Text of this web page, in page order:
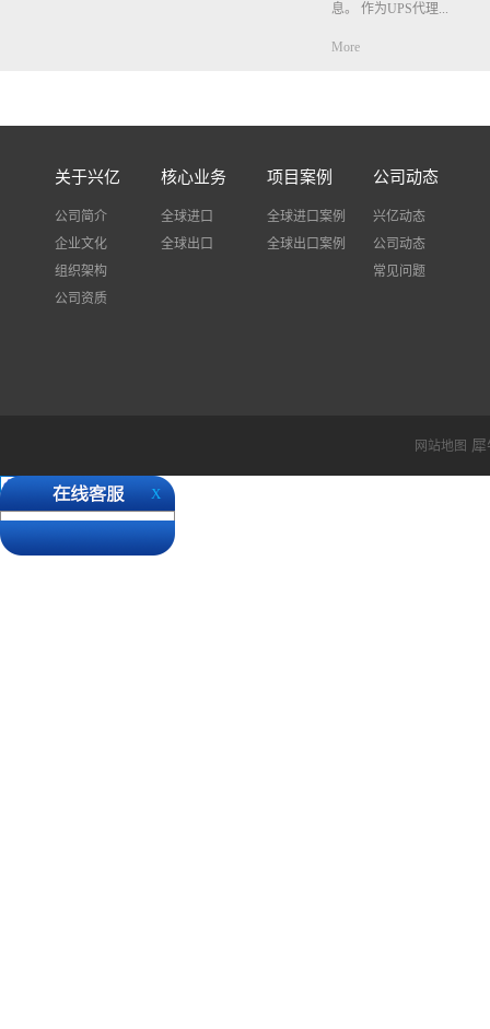
息。 作为UPS代理...
个税金是客户需自觉承担
进口税费，我司只是垫付.
自己去查件出现问题很多
事，而我司不需要客户自
More
关于兴亿
公司简介
企业文化
组织架构
公司资质
核心业务
全球进口
全球出口
项目案例
全球进口案例
全球出口案例
公司动态
兴亿动态
公司动态
常见问题
网站地图
X